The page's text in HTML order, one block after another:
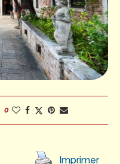
0
Imprimer